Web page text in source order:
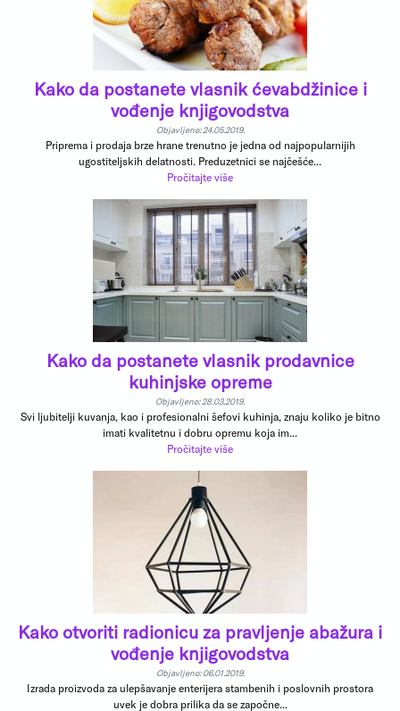
Kako da postanete vlasnik ćevabdžinice i
vođenje knjigovodstva
Objavljeno: 24.05.2019.
Priprema i prodaja brze hrane trenutno je jedna od najpopularnijih
ugostiteljskih delatnosti. Preduzetnici se najčešće...
Pročitajte više
Kako da postanete vlasnik prodavnice
kuhinjske opreme
Objavljeno: 28.03.2019.
Svi ljubitelji kuvanja, kao i profesionalni šefovi kuhinja, znaju koliko je bitno
imati kvalitetnu i dobru opremu koja im...
Pročitajte više
Kako otvoriti radionicu za pravljenje abažura i
vođenje knjigovodstva
Objavljeno: 06.01.2019.
Izrada proizvoda za ulepšavanje enterijera stambenih i poslovnih prostora
uvek je dobra prilika da se započne...